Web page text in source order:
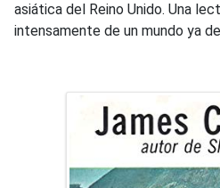
asiática del Reino Unido. Una
intensamente de un mundo ya